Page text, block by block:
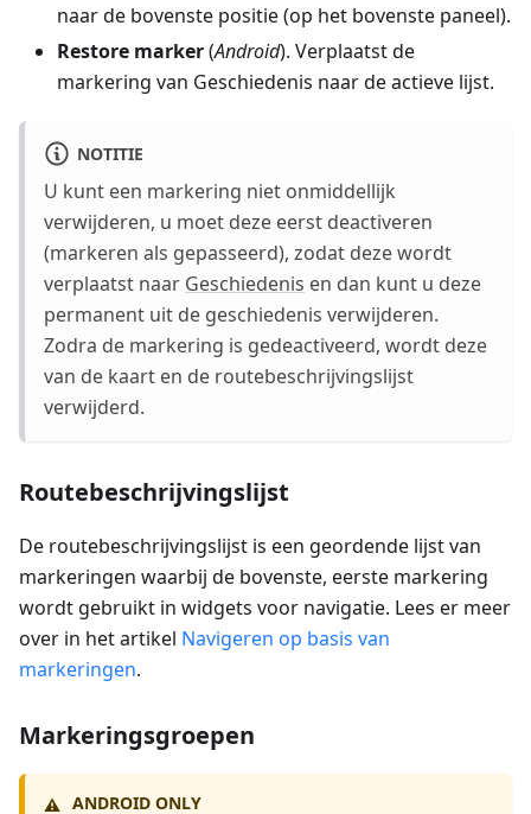
naar de bovenste positie (op het bovenste paneel).
Restore marker(Android). Verplaatst de
markering van Geschiedenis naar de actieve lijst.
NOTITIE
U kunt een markering niet onmiddellijk
verwijderen, u moet deze eerst deactiveren
(markeren als gepasseerd), zodat deze wordt
verplaatst naar Geschiedenis en dan kunt u deze
permanent uit de geschiedenis verwijderen.
Zodra de markering is gedeactiveerd, wordt deze
van de kaart en de routebeschrijvingslijst
verwijderd.
Routebeschrijvingslijst
De routebeschrijvingslijst is een geordende lijst van
markeringen waarbij de bovenste, eerste markering
wordt gebruikt in widgets voor navigatie. Lees er meer
over in het artikel Navigeren op basis van
markeringen.
Markeringsgroepen
⚠️ ANDROID ONLY